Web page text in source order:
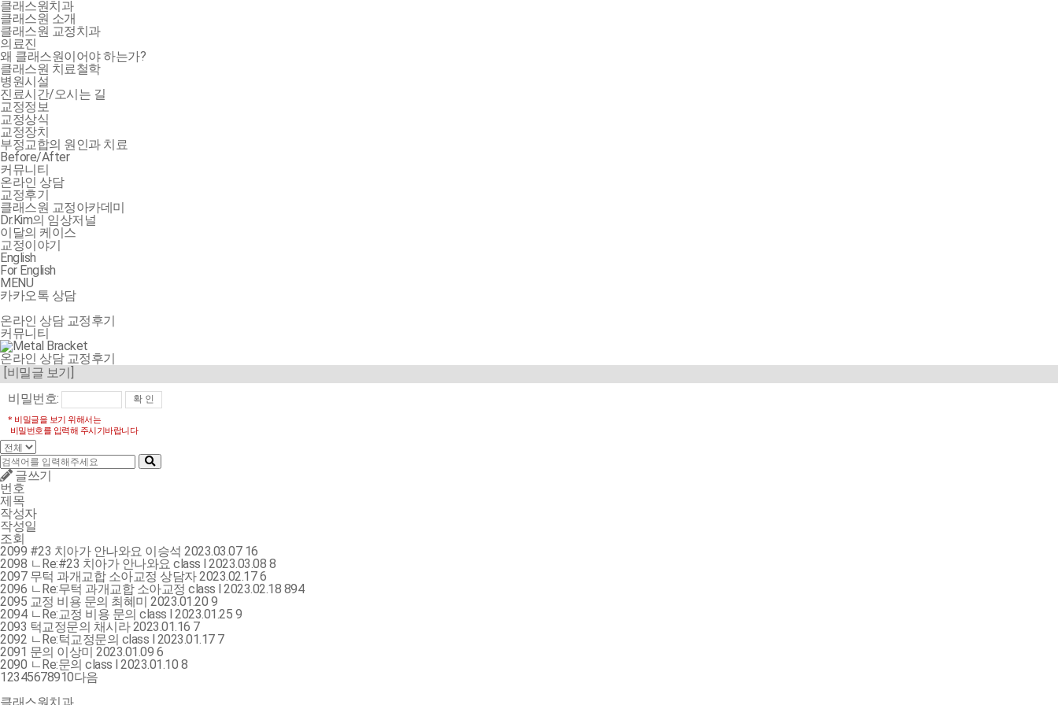
클래스원치과
클래스원 소개
클래스원 교정치과
의료진
왜 클래스원이어야 하는가?
클래스원 치료철학
병원시설
진료시간/오시는 길
교정정보
교정상식
교정장치
부정교합의 원인과 치료
Before/After
커뮤니티
온라인 상담
교정후기
클래스원 교정아카데미
Dr.Kim의 임상저널
이달의 케이스
교정이야기
English
For English
MENU
카카오톡 상담
온라인 상담 교정후기
커뮤니티
온라인 상담 교정후기
[비밀글 보기]
비밀번호:
* 비밀글을 보기 위해서는
비밀번호를 입력해 주시기바랍니다
글쓰기
번호
제목
작성자
작성일
조회
2099 #23 치아가 안나와요 이승석 2023.03.07 16
2098 ㄴRe:#23 치아가 안나와요 class l 2023.03.08 8
2097 무턱 과개교합 소아교정 상담자2023.02.17 6
2096 ㄴRe:무턱 과개교합 소아교정 class l 2023.02.18 894
2095 교정 비용 문의 최혜미 2023.01.20 9
2094 ㄴRe:교정 비용 문의 class l 2023.01.25 9
2093 턱교정문의 채시라 2023.01.16 7
2092 ㄴRe:턱교정문의 class l 2023.01.17 7
2091 문의 이상미 2023.01.09 6
2090 ㄴRe:문의 class l 2023.01.10 8
12345678910다음